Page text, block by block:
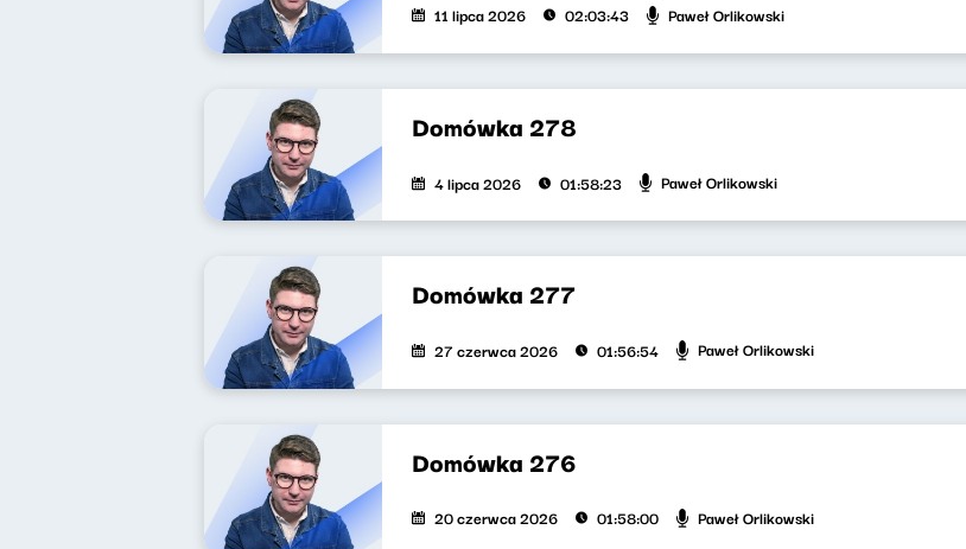
11 lipca 2026 02:03:43 Paweł Orlikowski
Domówka 278
4 lipca 2026 01:58:23 Paweł Orlikowski
Domówka 277
27 czerwca 2026 01:56:54 Paweł Orlikowski
Domówka 276
20 czerwca 2026 01:58:00 Paweł Orlikowski